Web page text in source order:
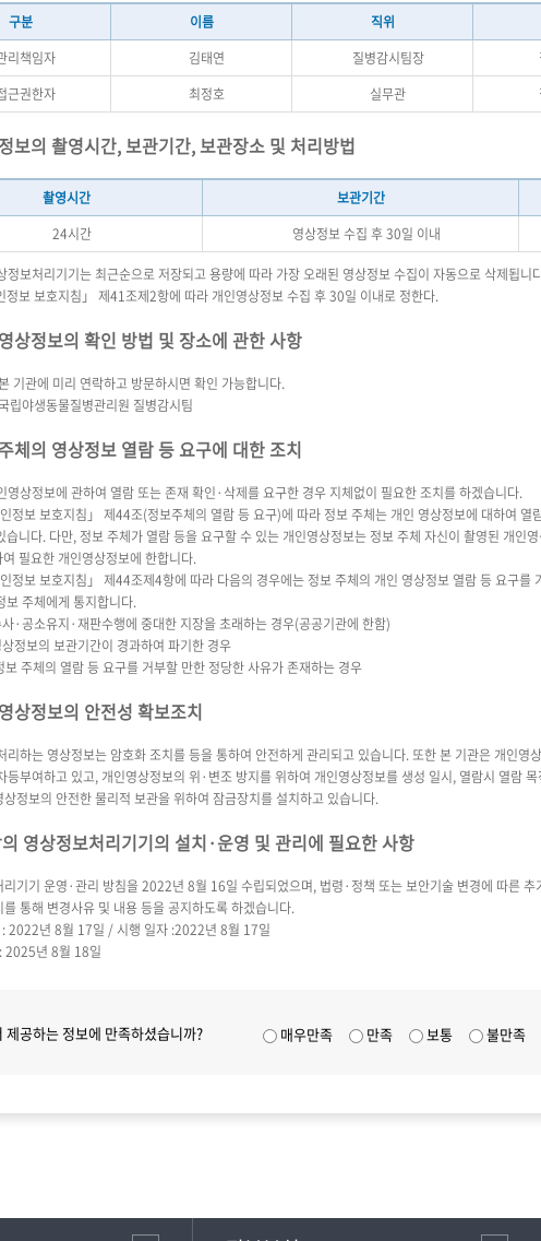
구분 이름 직위
리책임자
김태연 질병감시팀장
근권한자
최정호 실무관
보의 촬영시간, 보관기간, 보관장소 및 처리방법
촬영시간 보관기간
24시간
영상정보 수집 후 30일 이내
정보처리기기는 최근순으로 저장되고 용량에 따라 가장 오래된 영상정보 수집이 자동으로 삭제됩니
보 보호지침」 제41조제2항에 따라 개인영상정보 수집 후 30일 이내로 정한다.
상정보의 확인 방법 및 장소에 관한 사항
기관에 미리 연락하고 방문하시면 확인 가능합니다.
립야생동물질병관리원 질병감시팀
체의 영상정보 열람 등 요구에 대한 조치
영상정보에 관하여 열람 또는 존재 확인·삭제를 요구한 경우 지체없이 필요한 조치를 하겠습니다.
정보 보호지침」 제44조(정보주체의 열람 등 요구)에 따라 정보 주체는 개인 영상정보에 대하여 열
습니다. 다만, 정보 주체가 열람 등을 요구할 수 있는 개인영상정보는 정보 주체 자신이 촬영된 개인
필요한 개인영상정보에 한합니다.
정보 보호지침」 제44조제4항에 따라 다음의 경우에는 정보 주체의 개인 영상정보 열람 등 요구를
보 주체에게 통지합니다.
·공소유지·재판수행에 중대한 지장을 초래하는 경우(공공기관에 한함)
정보의 보관기간이 경과하여 파기한 경우
보 주체의 열람 등 요구를 거부할 만한 정당한 사유가 존재하는 경우
상정보의 안전성 확보조치
리하는 영상정보는 암호화 조치를 등을 통하여 안전하게 관리되고 있습니다. 또한 본 기관은 개인영
등부여하고 있고, 개인영상정보의 위·변조 방지를 위하여 개인영상정보를 생성 일시, 열람시 열람
상정보의 안전한 물리적 보관을 위하여 잠금장치를 설치하고 있습니다.
영상정보처리기기의 설치·운영 및 관리에 필요한 사항
리기기 운영·관리 방침을 2022년 8월 16일 수립되었으며, 법령·정책 또는 보안기술 변경에 따른
를 통해 변경사유 및 내용 등을 공지하도록 하겠습니다.
: 2022년 8월 17일 / 시행 일자 :2022년 8월 17일
2025년 8월 18일
제공하는 정보에 만족하셨습니까? 매우만족 만족 보통 불만족